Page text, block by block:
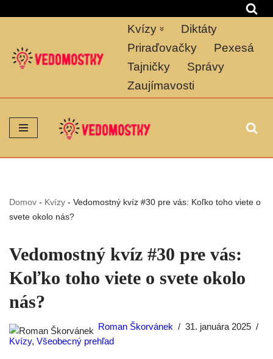
na
obsah
Kvízy
Diktáty
Priraďovačky
Pexesá
Tajničky
Správy
Zaujímavosti
Domov - Kvízy - Vedomostný kvíz #30 pre vás: Koľko toho viete o
svete okolo nás?
Vedomostný kvíz #30 pre vás:
Koľko toho viete o svete okolo
nás?
Roman Škorvánek
31. januára 2025
Kvízy, Všeobecný prehľad